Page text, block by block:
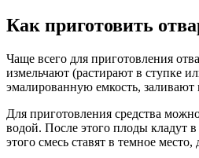
Как приготовить
Чаще всего для приготовления
измельчают (растирают в ступке
эмалированную емкость,
Для приготовления средства
водой. После этого плоды кладут
этого смесь ставят в темное